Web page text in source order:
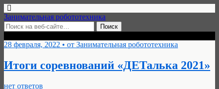
Занимательная робототехника
28 февраля, 2022 • от Занимательная робототехника
Итоги соревнований «ДЕТалька 2021»
нет ответов